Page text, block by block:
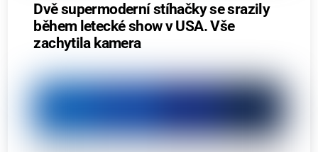
Dvě supermoderní stíhačky se srazily
během letecké show v USA. Vše
zachytila kamera